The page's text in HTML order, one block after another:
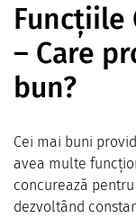
Funcțiile
– Care
bun?
Cei mai buni
avea multe
concurează
dezvoltând